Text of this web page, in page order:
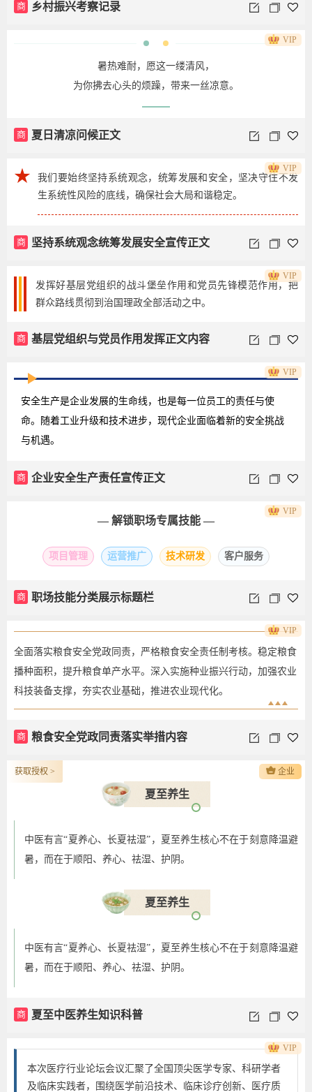
商 乡村振兴考察记录
暑热难耐，愿这一缕清风，
为你拂去心头的烦躁，带来一丝凉意。
商 夏日清凉问候正文
VIP
★
我们要始终坚持系统观念，统筹发展和安全，坚决守住不发
生系统性风险的底线，确保社会大局和谐稳定。
商 坚持系统观念统筹发展安全宣传正文
VIP
发挥好基层党组织的战斗堡垒作用和党员先锋模范作用，把
群众路线贯彻到治国理政全部活动之中。
商 基层党组织与党员作用发挥正文内容
VIP
安全生产是企业发展的生命线，也是每一位员工的责任与使
命。随着工业升级和技术进步，现代企业面临着新的安全挑战
与机遇。
商 企业安全生产责任宣传正文
VIP
— 解锁职场专属技能 —
项目管理 运营推广 技术研发 客户服务
商 职场技能分类展示标题栏
VIP
全面落实粮食安全党政同责，严格粮食安全责任制考核。稳定粮食
播种面积，提升粮食单产水平。深入实施种业振兴行动，加强农业
科技装备支撑，夯实农业基础，推进农业现代化。
商 粮食安全党政同责落实举措内容
VIP
夏至养生
中医有言“夏养心、长夏祛湿”，夏至养生核心不在于刻意降温避
暑，而在于顺阳、养心、祛湿、护阴。
夏至养生
中医有言“夏养心、长夏祛湿”，夏至养生核心不在于刻意降温避
暑，而在于顺阳、养心、祛湿、护阴。
商 夏至中医养生知识科普
获取授权 > 企业
本次医疗行业论坛会议汇聚了全国顶尖医学专家、科研学者
及临床实践者，围绕医学前沿技术、临床诊疗创新、医疗质
VIP